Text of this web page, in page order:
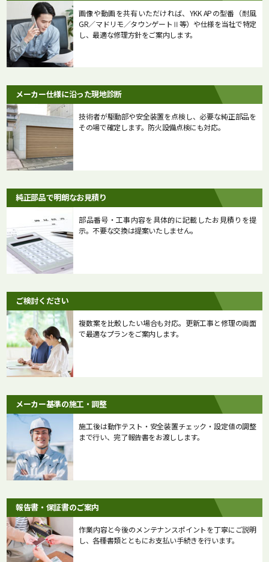
画像や動画を共有いただければ、YKK APの型番（耐風
GR／マドリモ／タウンゲートⅡ等）や仕様を当社で特定
し、最適な修理方針をご案内します。
メーカー仕様に沿った現地診断
技術者が駆動部や安全装置を点検し、必要な純正部品を
その場で確定します。防火設備点検にも対応。
純正部品で明朗なお見積り
部品番号・工事内容を具体的に記載したお見積りを提
示。不要な交換は提案いたしません。
ご検討ください
複数案を比較したい場合も対応。更新工事と修理の両面
で最適なプランをご案内します。
メーカー基準の施工・調整
施工後は動作テスト・安全装置チェック・設定値の調整
まで行い、完了報告書をお渡しします。
報告書・保証書のご案内
作業内容と今後のメンテナンスポイントを丁寧にご説明
し、各種書類とともにお支払い手続きを行います。